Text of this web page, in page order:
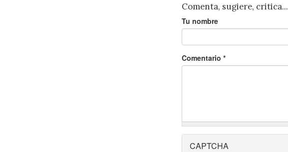
Comenta, sugiere, critica...
Tu nombre
Comentario*
CAPTCHA